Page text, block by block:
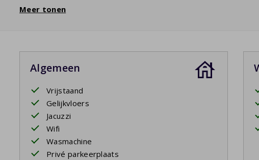
over een eigen badkamer ensuite. Daarnaast zijn er een
badkamer is een wastafel, toilet en inloopdouche.
De combinatie van ruimte, comfort, een jacuzzi en de ligging
een vakantie met familie of vrienden.
Meer tonen
Algemeen
Vrijstaand
Gelijkvloers
Jacuzzi
Wifi
Wasmachine
Privé parkeerplaats